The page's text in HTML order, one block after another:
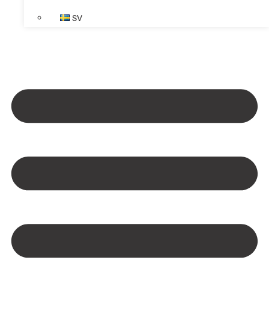
SV